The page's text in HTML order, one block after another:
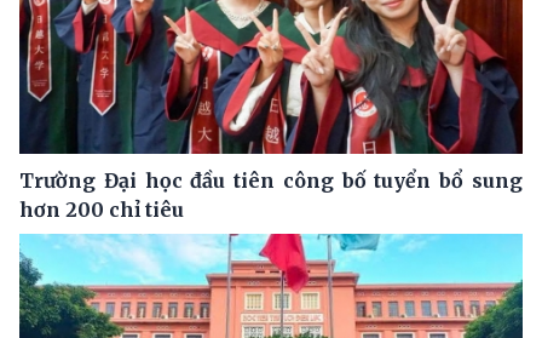
Trường Đại học đầu tiên công bố tuyển bổ sung
hơn 200 chỉ tiêu